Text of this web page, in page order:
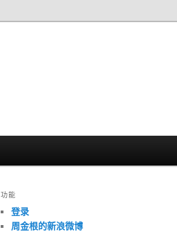
功能
登录
周金根的新浪微博